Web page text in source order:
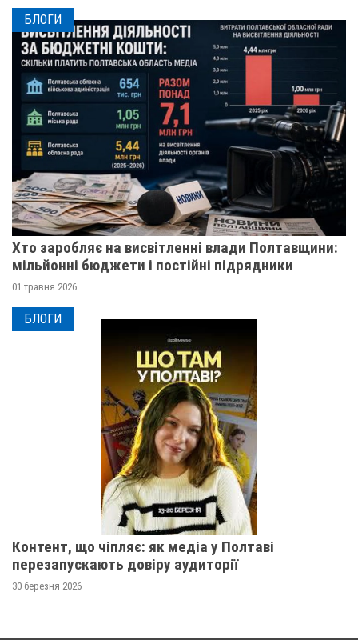
БЛОГИ
Хто заробляє на висвітленні влади Полтавщини:
мільйонні бюджети і постійні підрядники
01 травня 2026
БЛОГИ
Контент, що чіпляє: як медіа у Полтаві
перезапускають довіру аудиторії
30 березня 2026